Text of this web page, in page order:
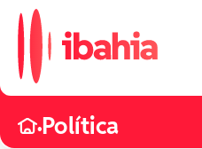
•Política